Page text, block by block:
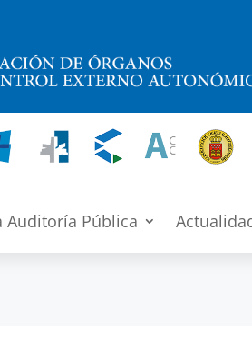
Auditoría Pública